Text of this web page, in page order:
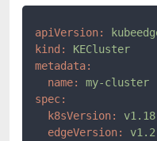
apiVersion:
kind:
KECluster
metadata:
name:
my-cluster
spec:
k8sVersion:
edgeVersion: